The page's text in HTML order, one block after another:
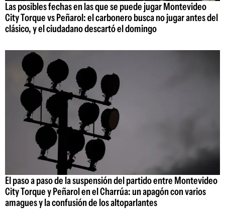
Las posibles fechas en las que se puede jugar Montevideo
City Torque vs Peñarol: el carbonero busca no jugar antes del
clásico, y el ciudadano descartó el domingo
El paso a paso de la suspensión del partido entre Montevideo
City Torque y Peñarol en el Charrúa: un apagón con varios
amagues y la confusión de los altoparlantes